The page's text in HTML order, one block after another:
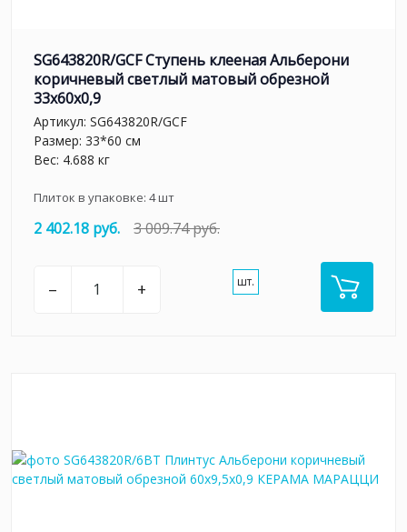
SG643820R/GCF Ступень клееная Альберони
коричневый светлый матовый обрезной
33x60x0,9
Артикул: SG643820R/GCF
Размер: 33*60 см
Вес: 4.688 кг
Плиток в упаковке: 4шт
2 402.18 руб. 3 009.74 руб.
– + шт.